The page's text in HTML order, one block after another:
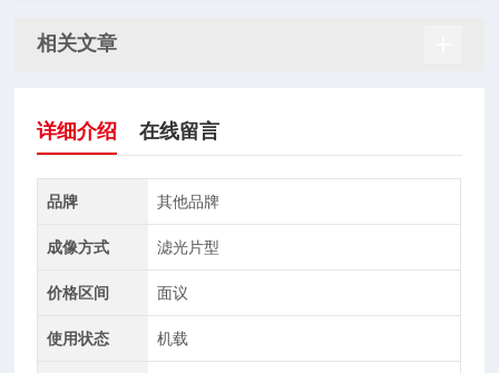
相关文章
详细介绍 在线留言
品牌 其他品牌
成像方式 滤光片型
价格区间 面议
使用状态 机载